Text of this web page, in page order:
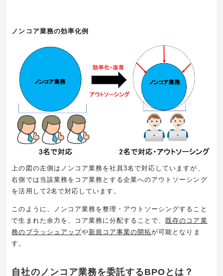
ノンコア業務の効率化例
上の図の左側はノンコア業務を社員3名で対応していますが、
右側では当該業務をコア業務とする企業へのアウトソーシング
を活用して2名で対応しています。
このように、ノンコア業務を整理・アウトソーシングすること
で生まれた余力を、コア業務に分配することで、 既存のコア業
務のブラッシュアップや新規コア事業の開拓が可能となりま
す。
自社のノンコア業務を委託するBPOとは？